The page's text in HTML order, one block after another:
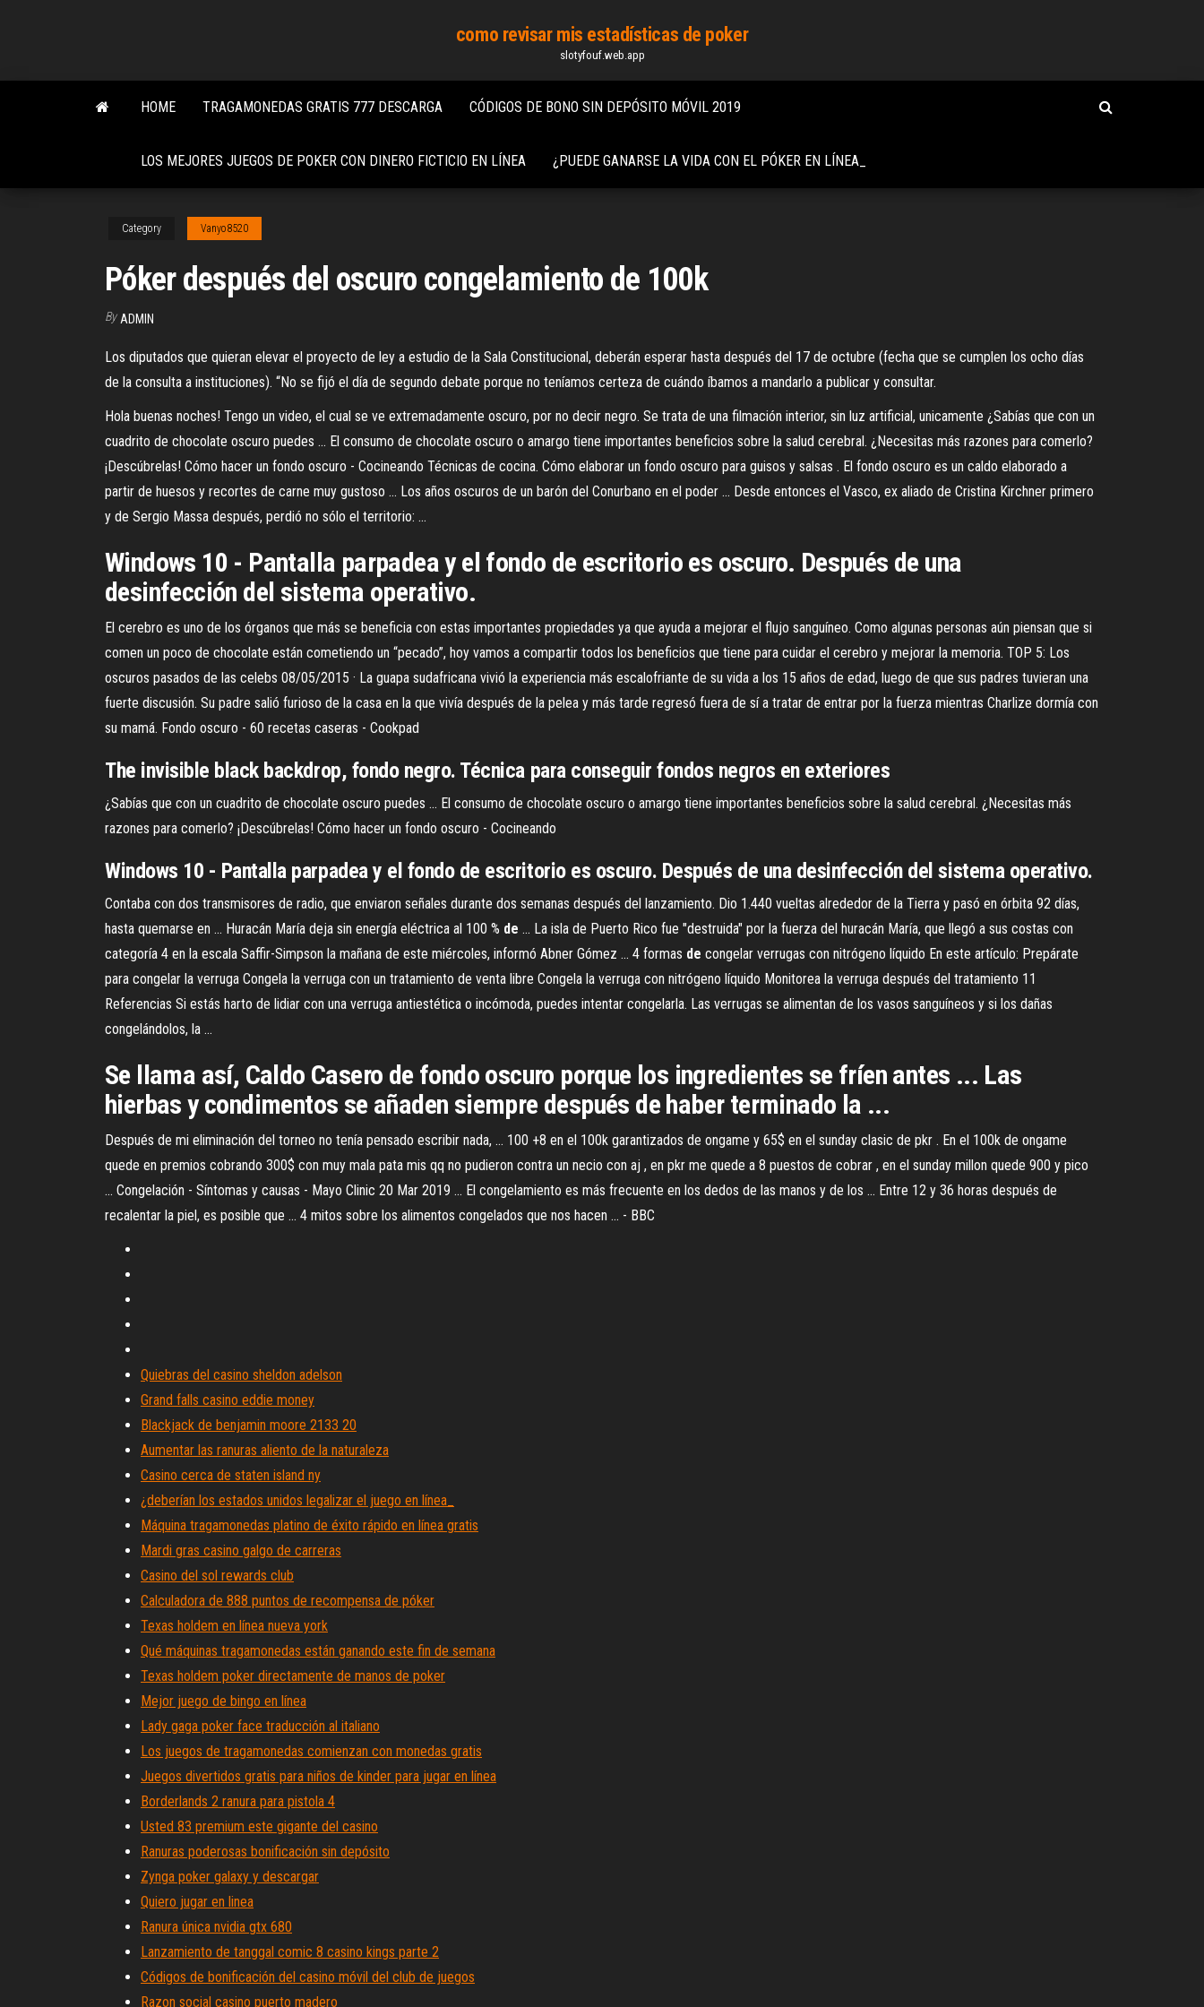
content
como revisar mis estadísticas de poker
slotyfouf.web.app
HOME TRAGAMONEDAS GRATIS 777 DESCARGA CÓDIGOS DE BONO SIN DEPÓSITO MÓVIL 2019
LOS MEJORES JUEGOS DE POKER CON DINERO FICTICIO EN LÍNEA ¿PUEDE GANARSE LA VIDA CON EL PÓKER EN LÍNEA_
Category Vanyo8520
Póker después del oscuro congelamiento de 100k
By ADMIN
Los diputados que quieran elevar el proyecto de ley a estudio de la Sala Constitucional, deberán esperar hasta después del 17 de octubre (fecha que se cumplen los ocho días
de la consulta a instituciones). “No se fijó el día de segundo debate porque no teníamos certeza de cuándo íbamos a mandarlo a publicar y consultar.
Hola buenas noches! Tengo un video, el cual se ve extremadamente oscuro, por no decir negro. Se trata de una filmación interior, sin luz artificial, unicamente ¿Sabías que con un
cuadrito de chocolate oscuro puedes ... El consumo de chocolate oscuro o amargo tiene importantes beneficios sobre la salud cerebral. ¿Necesitas más razones para comerlo?
¡Descúbrelas! Cómo hacer un fondo oscuro - Cocineando Técnicas de cocina. Cómo elaborar un fondo oscuro para guisos y salsas . El fondo oscuro es un caldo elaborado a
partir de huesos y recortes de carne muy gustoso ... Los años oscuros de un barón del Conurbano en el poder ... Desde entonces el Vasco, ex aliado de Cristina Kirchner primero
y de Sergio Massa después, perdió no sólo el territorio: ...
Windows 10 - Pantalla parpadea y el fondo de escritorio es oscuro. Después de una
desinfección del sistema operativo.
El cerebro es uno de los órganos que más se beneficia con estas importantes propiedades ya que ayuda a mejorar el flujo sanguíneo. Como algunas personas aún piensan que si
comen un poco de chocolate están cometiendo un “pecado”, hoy vamos a compartir todos los beneficios que tiene para cuidar el cerebro y mejorar la memoria. TOP 5: Los
oscuros pasados de las celebs 08/05/2015 · La guapa sudafricana vivió la experiencia más escalofriante de su vida a los 15 años de edad, luego de que sus padres tuvieran una
fuerte discusión. Su padre salió furioso de la casa en la que vivía después de la pelea y más tarde regresó fuera de sí a tratar de entrar por la fuerza mientras Charlize dormía con
su mamá. Fondo oscuro - 60 recetas caseras - Cookpad
The invisible black backdrop, fondo negro. Técnica para conseguir fondos negros en exteriores
¿Sabías que con un cuadrito de chocolate oscuro puedes ... El consumo de chocolate oscuro o amargo tiene importantes beneficios sobre la salud cerebral. ¿Necesitas más
razones para comerlo? ¡Descúbrelas! Cómo hacer un fondo oscuro - Cocineando
Windows 10 - Pantalla parpadea y el fondo de escritorio es oscuro. Después de una desinfección del sistema operativo.
Contaba con dos transmisores de radio, que enviaron señales durante dos semanas después del lanzamiento. Dio 1.440 vueltas alrededor de la Tierra y pasó en órbita 92 días,
hasta quemarse en ... Huracán María deja sin energía eléctrica al 100 % de ... La isla de Puerto Rico fue "destruida" por la fuerza del huracán María, que llegó a sus costas con
categoría 4 en la escala Saffir-Simpson la mañana de este miércoles, informó Abner Gómez ... 4 formas de congelar verrugas con nitrógeno líquido En este artículo: Prepárate
para congelar la verruga Congela la verruga con un tratamiento de venta libre Congela la verruga con nitrógeno líquido Monitorea la verruga después del tratamiento 11
Referencias Si estás harto de lidiar con una verruga antiestética o incómoda, puedes intentar congelarla. Las verrugas se alimentan de los vasos sanguíneos y si los dañas
congelándolos, la ...
Se llama así, Caldo Casero de fondo oscuro porque los ingredientes se fríen antes ... Las
hierbas y condimentos se añaden siempre después de haber terminado la ...
Después de mi eliminación del torneo no tenía pensado escribir nada, ... 100 +8 en el 100k garantizados de ongame y 65$ en el sunday clasic de pkr . En el 100k de ongame
quede en premios cobrando 300$ con muy mala pata mis qq no pudieron contra un necio con aj , en pkr me quede a 8 puestos de cobrar , en el sunday millon quede 900 y pico
... Congelación - Síntomas y causas - Mayo Clinic 20 Mar 2019 ... El congelamiento es más frecuente en los dedos de las manos y de los ... Entre 12 y 36 horas después de
recalentar la piel, es posible que ... 4 mitos sobre los alimentos congelados que nos hacen ... - BBC
Quiebras del casino sheldon adelson
Grand falls casino eddie money
Blackjack de benjamin moore 2133 20
Aumentar las ranuras aliento de la naturaleza
Casino cerca de staten island ny
¿deberían los estados unidos legalizar el juego en línea_
Máquina tragamonedas platino de éxito rápido en línea gratis
Mardi gras casino galgo de carreras
Casino del sol rewards club
Calculadora de 888 puntos de recompensa de póker
Texas holdem en línea nueva york
Qué máquinas tragamonedas están ganando este fin de semana
Texas holdem poker directamente de manos de poker
Mejor juego de bingo en línea
Lady gaga poker face traducción al italiano
Los juegos de tragamonedas comienzan con monedas gratis
Juegos divertidos gratis para niños de kinder para jugar en línea
Borderlands 2 ranura para pistola 4
Usted 83 premium este gigante del casino
Ranuras poderosas bonificación sin depósito
Zynga poker galaxy y descargar
Quiero jugar en linea
Ranura única nvidia gtx 680
Lanzamiento de tanggal comic 8 casino kings parte 2
Códigos de bonificación del casino móvil del club de juegos
Razon social casino puerto madero